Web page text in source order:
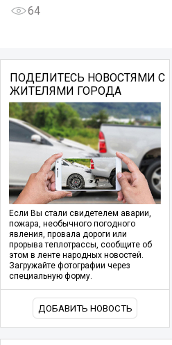
64
ПОДЕЛИТЕСЬ НОВОСТЯМИ С
ЖИТЕЛЯМИ ГОРОДА
Если Вы стали свидетелем аварии,
пожара, необычного погодного
явления, провала дороги или
прорыва теплотрассы, сообщите об
этом в ленте народных новостей.
Загружайте фотографии через
специальную форму.
ДОБАВИТЬ НОВОСТЬ